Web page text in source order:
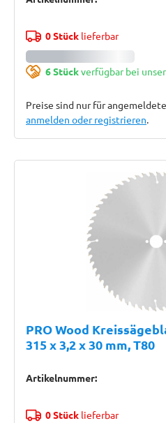
0 Stücklieferbar
6 Stückverfügbar bei
Preise sind nur für
anmelden oder registrieren.
PRO Wood
315 x 3,2 x 30 mm, T80
Artikelnummer:
0 Stücklieferbar